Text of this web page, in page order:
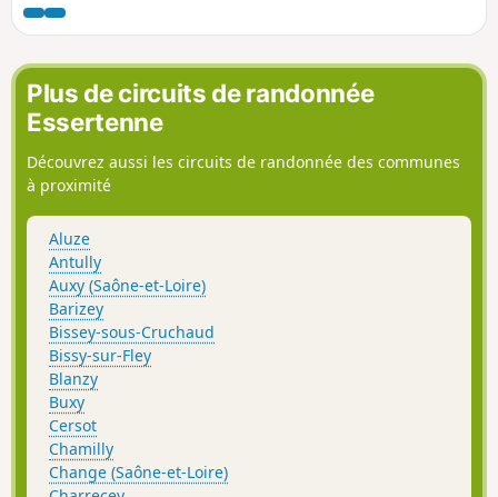
naturelles d'intérêt écologique, faunistique et floristique
(ZNIEFF). Les moines de l'abbaye de Cluny ont parsemé les
villages d'églises romanes. Le site classé du belvédère de
Mont-Saint-Vincent nous sert de point de mire et offre un
panorama à 360°.
Plus de circuits de randonnée
Essertenne
Découvrez aussi les circuits de randonnée des communes
à proximité
Aluze
Antully
Auxy (Saône-et-Loire)
Barizey
Bissey-sous-Cruchaud
Bissy-sur-Fley
Blanzy
Buxy
Cersot
Chamilly
Change (Saône-et-Loire)